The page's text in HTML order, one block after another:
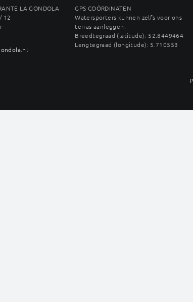
LA GONDOLA
12
GPS COÖRDINATEN
Watersporters kunnen zelfs voor ons
terras aanleggen.
Breedtegraad (latitude): 52.8449464
Lengtegraad (longitude): 5.710553